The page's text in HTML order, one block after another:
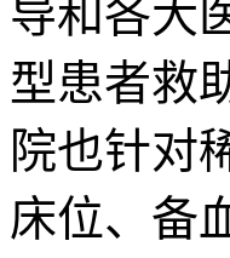
导和各大
型患者救
院也针对
床位、备